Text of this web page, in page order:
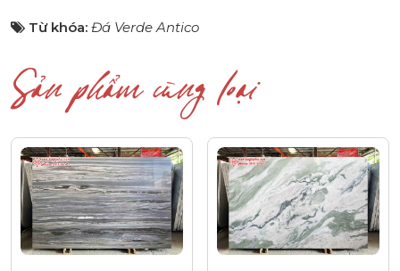
Từ khóa: Đá Verde Antico
Sản phẩm cùng loại